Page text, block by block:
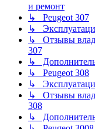
и ремонт
↳ Peugeot 307
↳
↳ Отзывы
307
↳
↳ Peugeot 308
↳
↳ Отзывы
308
↳